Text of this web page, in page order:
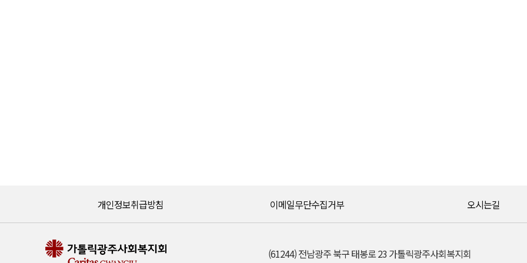
개인정보취급방침 이메일무단수집거부 오시는길
(61244) 전남광주 북구 태봉로 23 가톨릭광주사회복지회